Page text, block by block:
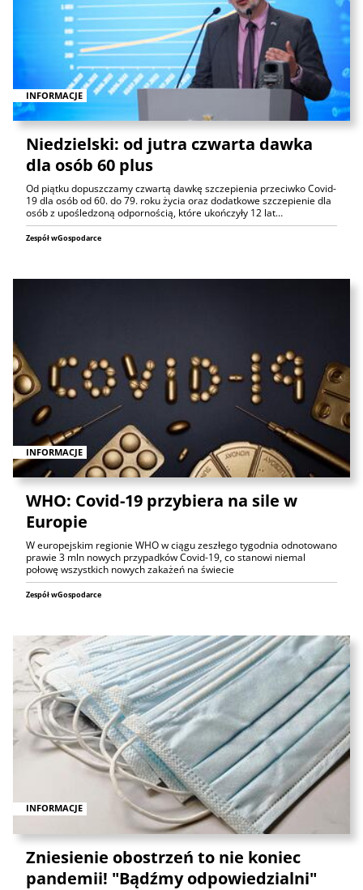
INFORMACJE
Niedzielski: od jutra czwarta dawka
dla osób 60 plus
Od piątku dopuszczamy czwartą dawkę szczepienia przeciwko Covid-
19 dla osób od 60. do 79. roku życia oraz dodatkowe szczepienie dla
osób z upośledzoną odpornością, które ukończyły 12 lat…
Zespół wGospodarce
INFORMACJE
WHO: Covid-19 przybiera na sile w
Europie
W europejskim regionie WHO w ciągu zeszłego tygodnia odnotowano
prawie 3 mln nowych przypadków Covid-19, co stanowi niemal
połowę wszystkich nowych zakażeń na świecie
Zespół wGospodarce
INFORMACJE
Zniesienie obostrzeń to nie koniec
pandemii! "Bądźmy odpowiedzialni"